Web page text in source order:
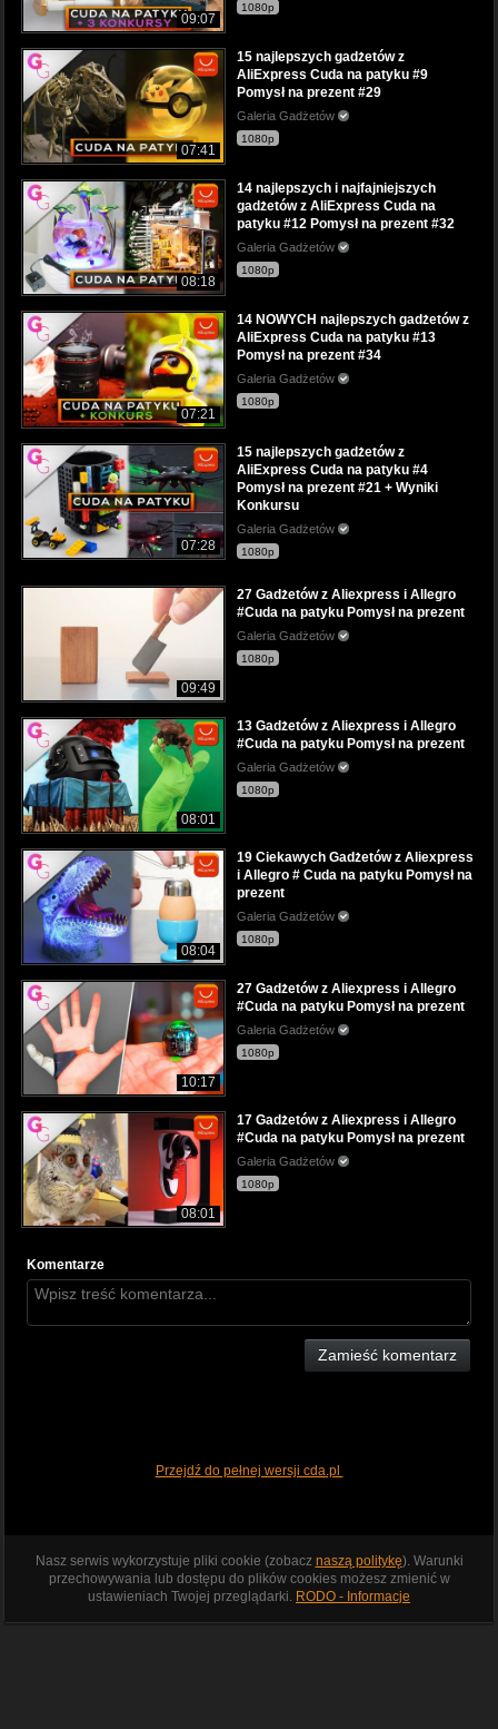
09:07
1080p
07:41
15 najlepszych gadżetów z
AliExpress Cuda na patyku #9
Pomysł na prezent #29
Galeria Gadżetów
1080p
08:18
14 najlepszych i najfajniejszych
gadżetów z AliExpress Cuda na
patyku #12 Pomysł na prezent #32
Galeria Gadżetów
1080p
07:21
14 NOWYCH najlepszych gadżetów z
AliExpress Cuda na patyku #13
Pomysł na prezent #34
Galeria Gadżetów
1080p
07:28
15 najlepszych gadżetów z
AliExpress Cuda na patyku #4
Pomysł na prezent #21 + Wyniki
Konkursu
Galeria Gadżetów
1080p
09:49
27 Gadżetów z Aliexpress i Allegro
#Cuda na patyku Pomysł na prezent
Galeria Gadżetów
1080p
08:01
13 Gadżetów z Aliexpress i Allegro
#Cuda na patyku Pomysł na prezent
Galeria Gadżetów
1080p
08:04
19 Ciekawych Gadżetów z Aliexpress
i Allegro # Cuda na patyku Pomysł na
prezent
Galeria Gadżetów
1080p
10:17
27 Gadżetów z Aliexpress i Allegro
#Cuda na patyku Pomysł na prezent
Galeria Gadżetów
1080p
08:01
17 Gadżetów z Aliexpress i Allegro
#Cuda na patyku Pomysł na prezent
Galeria Gadżetów
1080p
Komentarze
Zamieść komentarz
Przejdź do pełnej wersji cda.pl
Nasz serwis wykorzystuje pliki cookie (zobacz naszą politykę). Warunki
przechowywania lub dostępu do plików cookies możesz zmienić w
ustawieniach Twojej przeglądarki. RODO - Informacje